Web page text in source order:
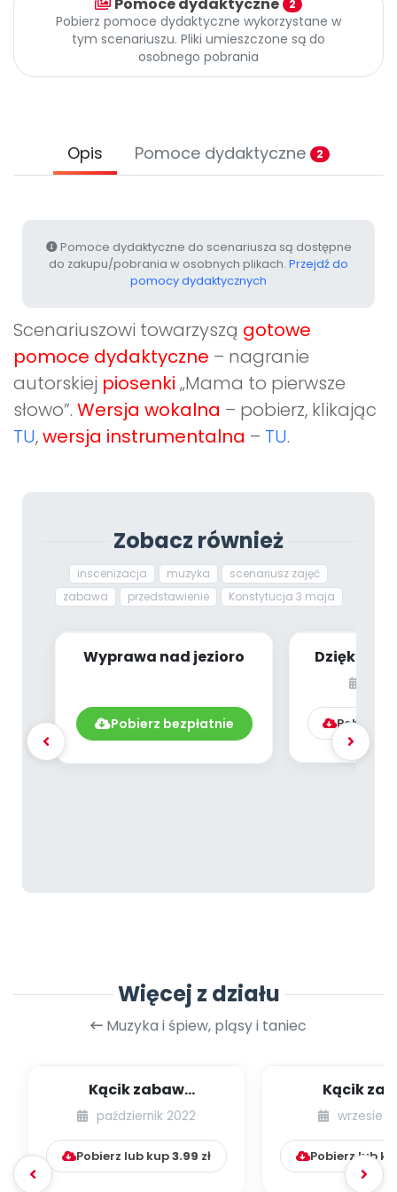
Pomoc
Promocje 2
Pobierz pomoce dydaktyczne wykorzystane w
tym scenariuszu. Pliki umieszczone są do
osobnego pobrania
Opis Pomoce dydaktyczne 2
Pomoce dydaktyczne do scenariusza są dostępne
do zakupu/pobrania w osobnych plikach. Przejdź do
pomocy dydaktycznych
Scenariuszowi towarzyszą gotowe
pomoce dydaktyczne – nagranie
autorskiej piosenki „Mama to pierwsze
słowo”. Wersja wokalna – pobierz, klikając
TU,wersja instrumentalna – TU.
Zobacz również
inscenizacja muzyka
scenariusz zajęć
zabawa
przedstawienie Konstytucja 3 maja
Wyprawa nad jezioro
Pobierz bezpłatnie Pobierz
Więcej z działu
Muzyka i śpiew, pląsy i taniec
Kącik zabaw
integracyjnych [cz. 21]
październik 2022
Pobierz lub kup3.99 zł
Kącik
wrzesień
Pobierz lub